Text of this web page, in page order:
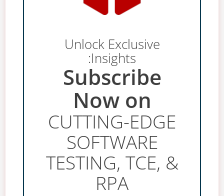
Unlock Exclusive
Insights:
Subscribe
Now on
CUTTING-EDGE
SOFTWARE
TESTING, TCE, &
RPA